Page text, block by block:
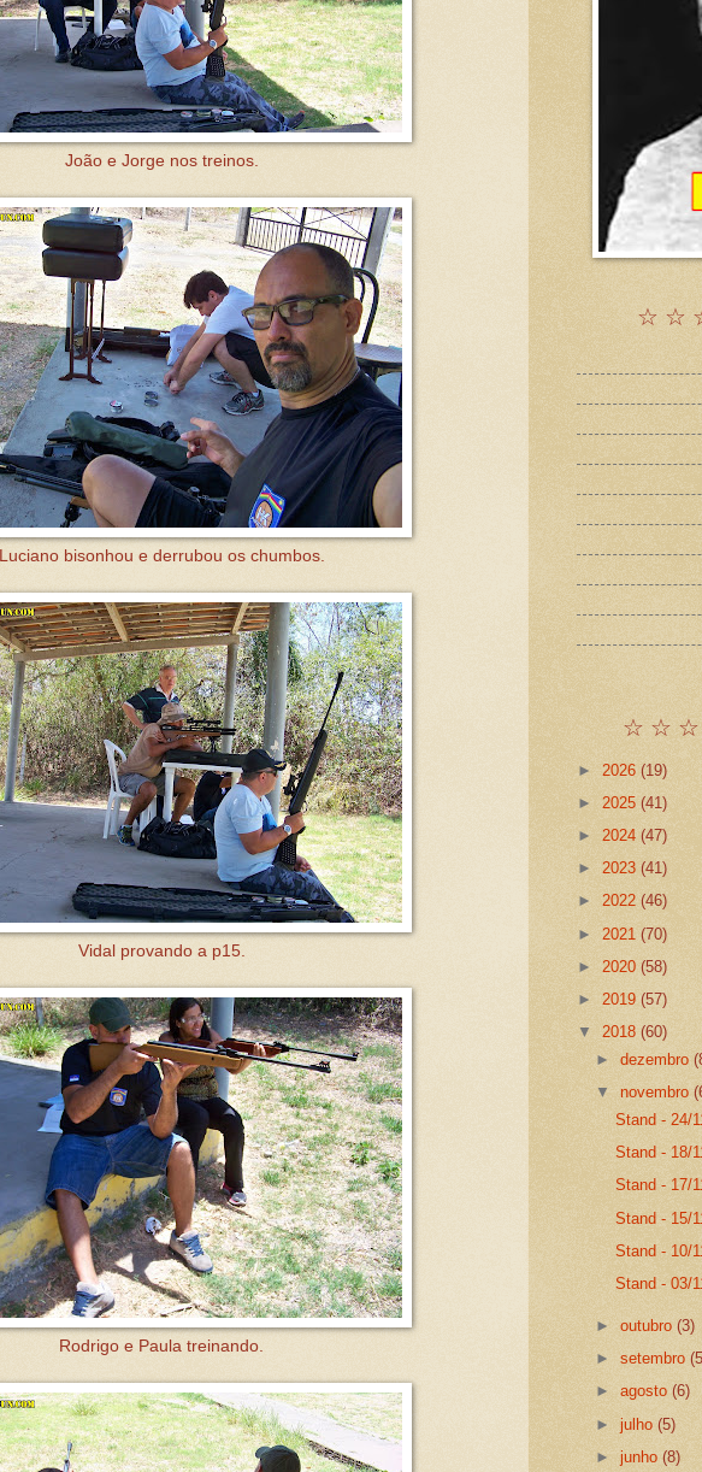
João e Jorge nos treinos.
Luciano bisonhou e derrubou os chumbos.
Vidal provando a p15.
Rodrigo e Paula treinando.
☆ ☆
☆ ☆ ☆
► 2026 (19)
► 2025 (41)
► 2024 (47)
► 2023 (41)
► 2022 (46)
► 2021 (70)
► 2020 (58)
► 2019 (57)
▼ 2018 (60)
►dezembro
▼novembro
Stand - 24/
Stand - 18/
Stand - 17/
Stand - 15/
Stand - 10/
Stand - 03/
►outubro(3)
►setembro
►agosto(6)
►julho(5)
►junho(8)